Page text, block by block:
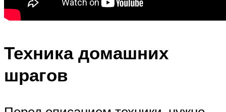
Техника домашних
шрагов